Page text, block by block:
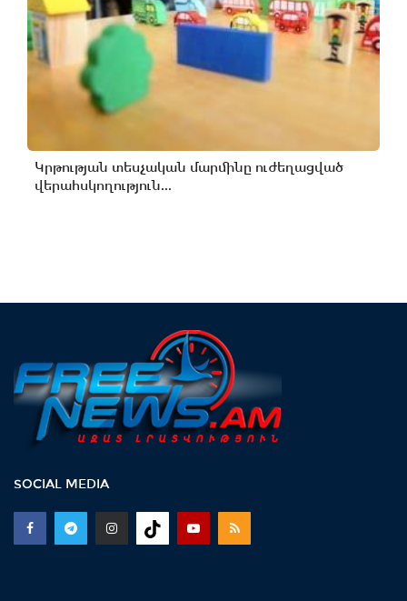
Կրթության տեսչական մարմինը ուժեղացված
վերահսկողություն...
SOCIAL MEDIA